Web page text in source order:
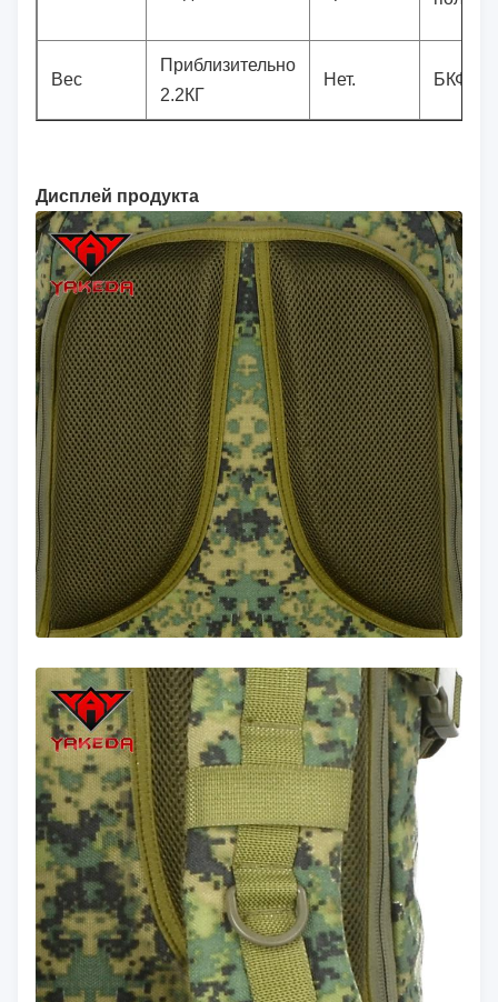
Вес
Приблизительно
2.2КГ
Нет. БКФ-
Дисплей продукта